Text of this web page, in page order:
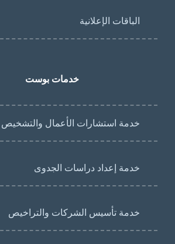
الباقات الإعلانية
خدمات بوست
خدمة استشارات الأعمال والتشخيص
خدمة إعداد دراسات الجدوى
خدمة تأسيس الشركات والتراخيص